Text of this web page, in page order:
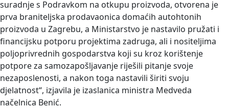
suradnje s Podravkom na otkupu proizvoda, otvorena je
prva braniteljska prodavaonica domaćih autohtonih
proizvoda u Zagrebu, a Ministarstvo je nastavilo pružati i
financijsku potporu projektima zadruga, ali i nositeljima
poljoprivrednih gospodarstva koji su kroz korištenje
potpore za samozapošljavanje riješili pitanje svoje
nezaposlenosti, a nakon toga nastavili širiti svoju
djelatnost“, izjavila je izaslanica ministra Medveda
načelnica Benić.